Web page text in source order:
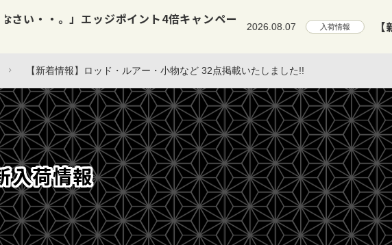
2026.08.07 入荷情報 【新着情報】ロッド・小物など 35点掲載いたし
【新着情報】ロッド・ルアー・小物など 32点掲載いたしました!!
入荷情報